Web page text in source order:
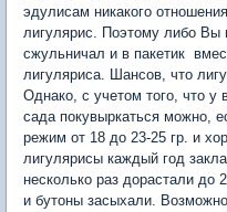
эдулисам никакого
лигулярис. Поэтому либо Вы
сжульничал и в пакетик
лигуляриса. Шансов, что
Однако, с учетом того, что у
сада покувыркаться можно,
режим от 18 до 23-25 гр. и
лигулярисы каждый год
несколько раз дорастали до
и бутоны засыхали.